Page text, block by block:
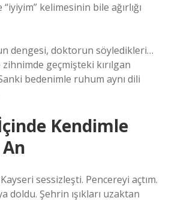
kelimesinin bile ağırlığı
dengesi, doktorun söyledikleri…
geçmişteki kırılgan
bedenimle ruhum aynı dili
Kendimle
An
sessizleşti. Pencereyi açtım.
doldu. Şehrin ışıkları uzaktan